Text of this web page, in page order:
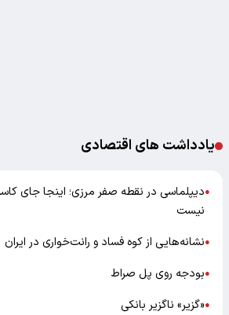
یادداشت های اقتصادی
●دیپلماسی در نقطه صفر مرزی؛ اینجا جای
نیست
●نشانه‌هایی از کوه فساد و رانت‌خواری در ایران
●بودجه روی پل صراط
●«گزیر» ناگزیر بانکی